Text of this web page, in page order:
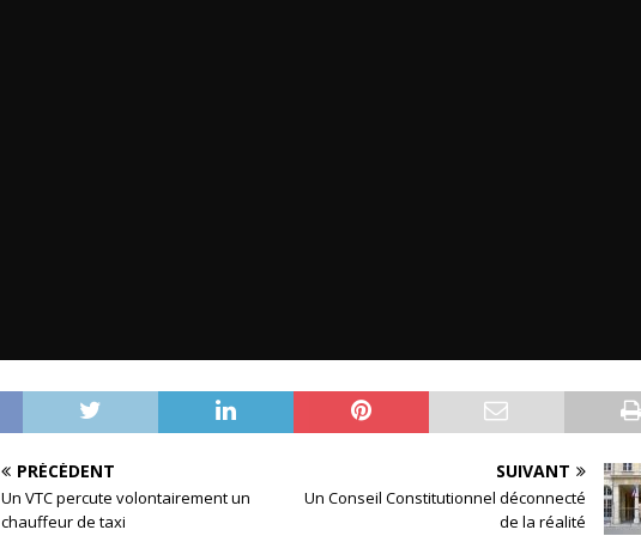
PRÉCÉDENT
Un VTC percute volontairement un
chauffeur de taxi
SUIVANT
Un Conseil Constitutionnel déconnecté
de la réalité